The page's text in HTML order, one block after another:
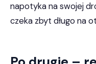
napotyka na swojej
czeka zbyt długo na